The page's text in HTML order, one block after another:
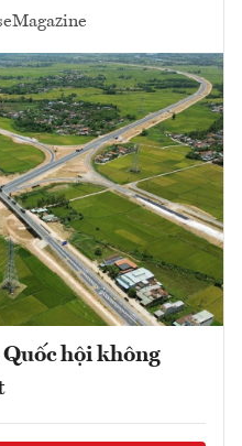
eMagazine
hội không